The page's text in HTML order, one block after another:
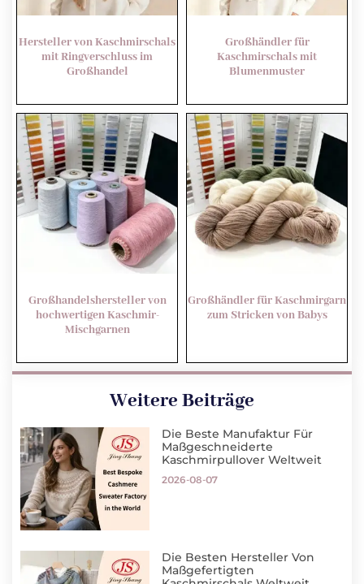
Hersteller von Kaschmirschals
mit Ringverschluss im
Großhandel
Großhändler für
Kaschmirschals mit
Blumenmuster
Großhandelshersteller von
hochwertigen Kaschmir-
Mischgarnen
Großhändler für Kaschmirgarn
zum Stricken von Babys
Weitere Beiträge
Die Beste Manufaktur Für
Maßgeschneiderte
Kaschmirpullover Weltweit
2026-08-07
Die Besten Hersteller Von
Maßgefertigten